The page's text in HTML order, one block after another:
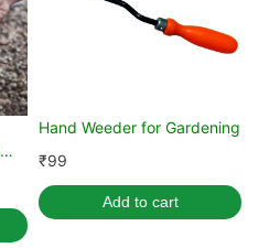
Hand Weeder for Gardening
₹99
Add to cart